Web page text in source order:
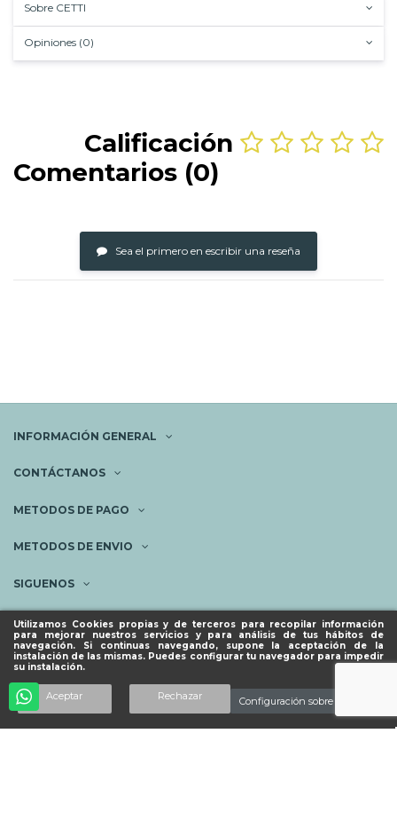
Utilizamos Cookies propias y de terceros para recopilar información
para mejorar nuestros servicios y para análisis de tus hábitos de
navegación. Si continuas navegando, supone la aceptación de la
instalación de las mismas. Puedes configurar tu navegador para impedir
su instalación.
Aceptar Rechazar Configuración sobre cookies
Añadir al carrito
Sobre CETTI
Opiniones (0)
Calificación
Comentarios (0)
Sea el primero en escribir una reseña
INFORMACIÓN GENERAL
CONTÁCTANOS
METODOS DE PAGO
METODOS DE ENVIO
SIGUENOS
NEWSLETTER